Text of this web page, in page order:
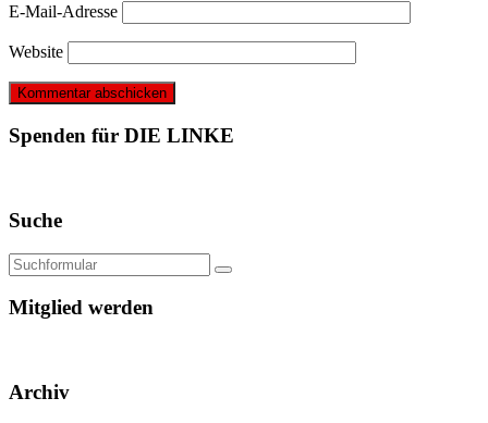
E-Mail-Adresse
Website
Spenden für DIE LINKE
Suche
Mitglied werden
Archiv